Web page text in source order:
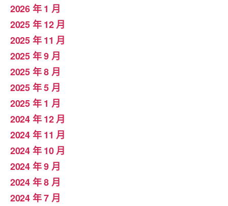
2026 年 1 月
2025 年 12 月
2025 年 11 月
2025 年 9 月
2025 年 8 月
2025 年 5 月
2025 年 1 月
2024 年 12 月
2024 年 11 月
2024 年 10 月
2024 年 9 月
2024 年 8 月
2024 年 7 月